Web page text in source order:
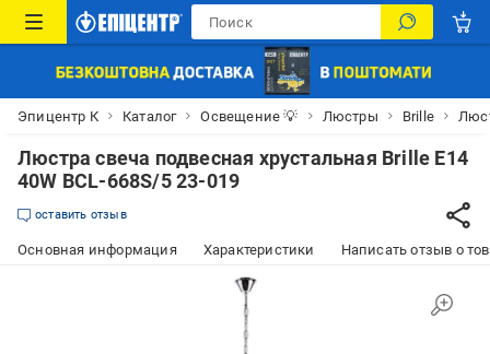
Эпицентр К Каталог Освещение 💡 Люстры Brille
Люстра свеча подвесная хрустальная Brille E14
40W BCL-668S/5 23-019
оставить отзыв
Основная информация Характеристики Написать отзыв о